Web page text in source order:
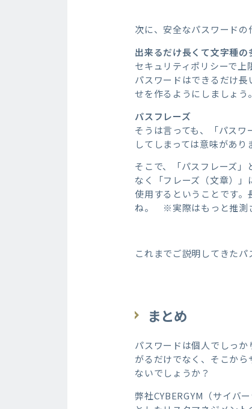
次に、安全なパスワードの
出来るだけ長くて文字種
セキュリティポリシーで上
パスワードはできるだけ
せを作るようにしましょう。
パスフレーズ
そうは言っても、「パス
してしまっては意味があり
そこで、「パスフレーズ
なく「フレーズ（文章）
使用するということです
ね。 ※実際はもっと推測
これまでご説明してきた
まとめ
パスワードは個人でしっ
がるだけでなく、そこか
ないでしょうか？
弊社CYBERGYM（サイバ